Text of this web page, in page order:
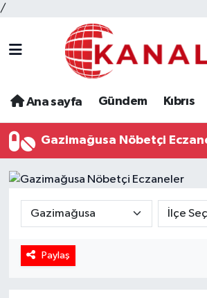
/
Ana sayfa Gündem Kıbrıs
Gazimağusa Nöbetçi
Paylaş